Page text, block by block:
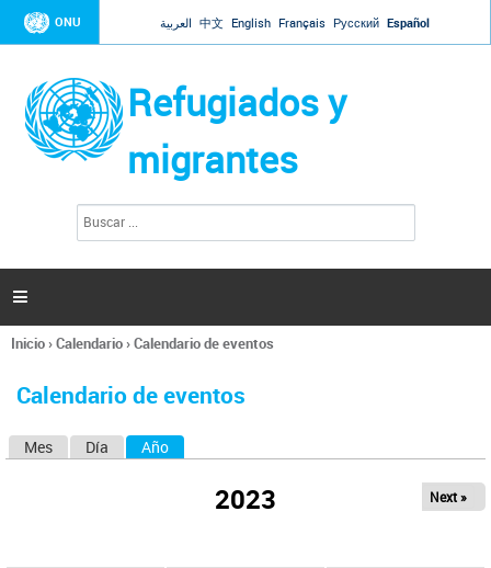
Jump to navigation
ONU العربية 中文 English Français Русский Español
Refugiados y
migrantes
l
s

Se
usted
Inicio›Calendario›Calendario de eventos
Calendario de eventos
Mes Día Año
2023 Next »